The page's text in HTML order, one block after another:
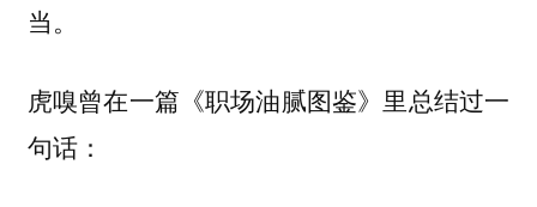
当。
虎嗅曾在一篇《职场油腻图鉴》里总结过一
句话：